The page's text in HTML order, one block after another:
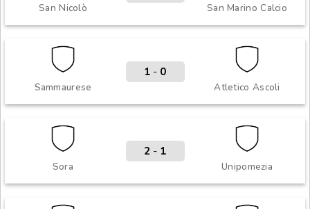
San Nicolò San Marino Calcio
Sammaurese Atletico Ascoli
1 - 0
Sora Unipomezia
2 - 1